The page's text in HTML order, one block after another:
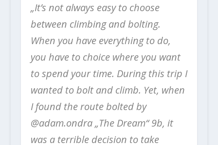
„It’s not always easy to choose
between climbing and bolting.
When you have everything to do,
you have to choice where you want
to spend your time. During this trip I
wanted to bolt and climb. Yet, when
I found the route bolted by
@adam.ondra „The Dream“ 9b, it
was a terrible decision to take